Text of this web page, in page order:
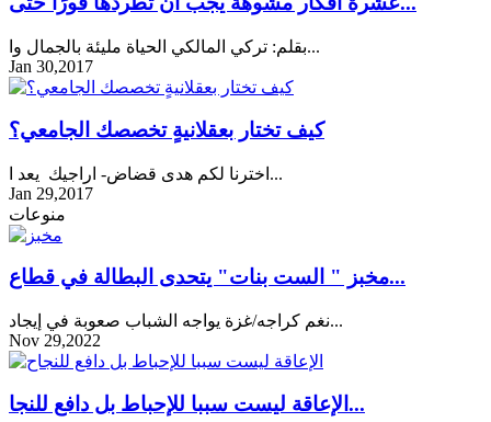
بقلم: تركي المالكي الحياة مليئة بالجمال وا...
Jan 30,2017
كيف تختار بعقلانيةٍ تخصصك الجامعي؟
اخترنا لكم هدى قضاض- اراجيك يعد ا...
Jan 29,2017
منوعات
مخبز " الست بنات" يتحدى البطالة في قطاع...
نغم كراجه/غزة يواجه الشباب صعوبة في إيجاد...
Nov 29,2022
الإعاقة ليست سببا للإحباط بل دافع للنجا...